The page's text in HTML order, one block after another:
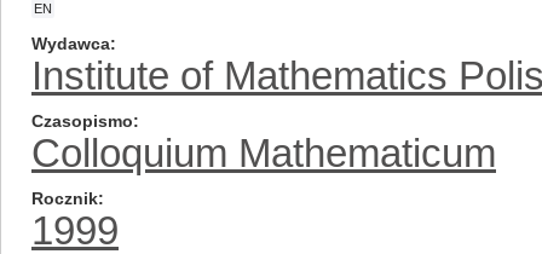
EN
Wydawca
Institute of Mathematics
Czasopismo
Colloquium Mathematicum
Rocznik
1999